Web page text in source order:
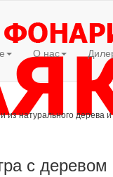
О нас
из натурального дерева
с деревом